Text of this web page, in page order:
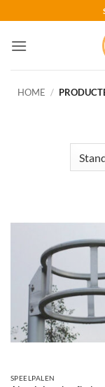
naar
inhoud
HOME /
SPEELPALEN